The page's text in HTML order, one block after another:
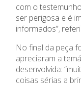
com o
ser perigosa e é
informados”,
No final da peça
apreciaram a
desenvolvida:
coisas sérias a